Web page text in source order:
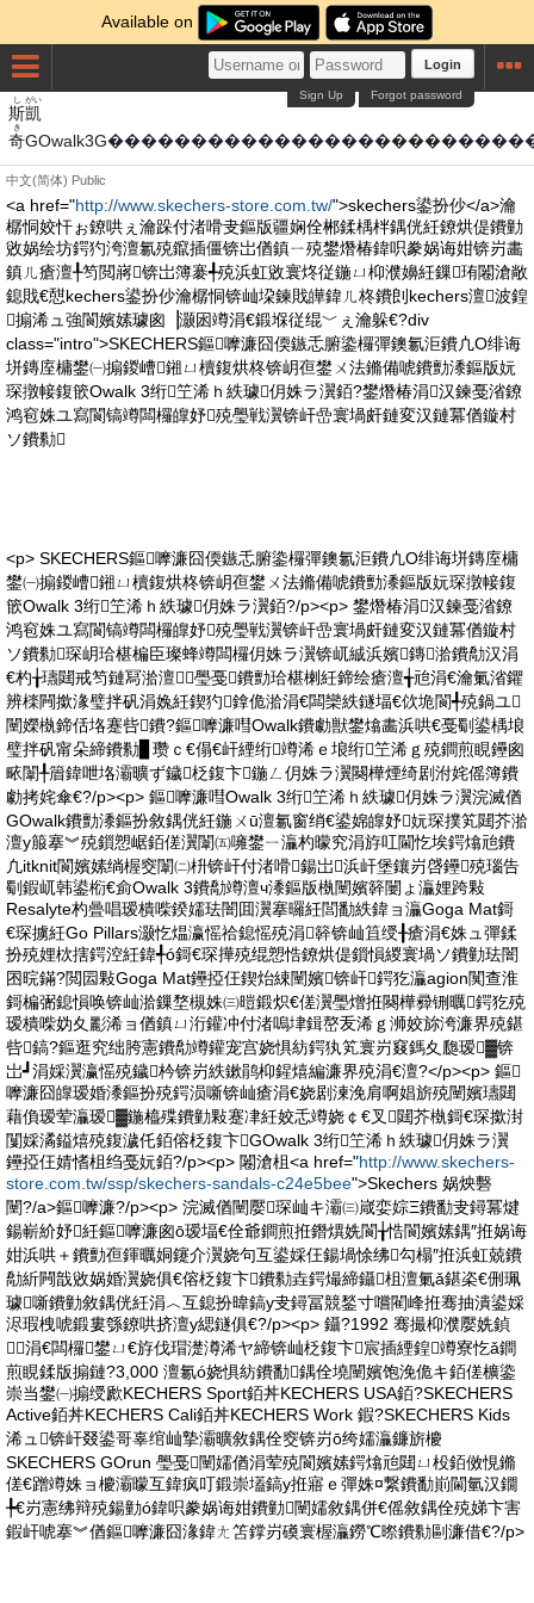
Available on
Login
Forgot password
Sign Up
斯
し
凱
がい
奇
き
中文(简体) Public
<a href="http://www.skechers-store.com.tw/">skechers鍙扮仯</a>瀹
樼恫姣忓ぉ鐐哄ぇ瀹跺付渚嗗叏鏂版疆娴佺郴鍒楀柈鍝侊紝鐐烘偍鐨勭
敓娲绘坊鍔犳洿澶氱殑鑹插僵锛岀偤鎮ㄧ殑鐢熸椿鍏呮豢娲诲姏锛岃畵
鎮ㄦ瘡澶╀笉閲嶈锛岀簿褰╃殑浜虹敓寰炵従鍦ㄩ枊濮嬶紝鏁珛闂滄敞
鎴戝€憇kechers鍙扮仯瀹樼恫锛屾垜鍊戝皣鍏ㄦ柊鐨剆kechers澶波鍠
搧浠ュ強閬嬪嫊璩囪▕灏囦竴涓€鍛堢従绲﹀ぇ瀹躲€?div
class="intro">SKECHERS鏂嚤濂囧偄鏃忎腑鍌欏彈鐭氱洰鐨凣O绯诲
垪鏄庢槦鐢㈠搧鍐嶆鎺ㄩ櫝鍑烘柊锛岄亱鐢ㄨ法鏅備唬鐨勯潻鏂版妧
琛撴帹鍑篏Owalk 3绗笁浠ｈ紩璩仴姝ラ瀷銆?鐢熸椿涓汉鍊戞渻鐐
鸿窇姝ユ寫閬镐竴闆欏皥妤殑璺戦瀷锛屽嵒寰堝皯鏈変汉鏈冪偤鏇村
ソ鐨勬
<p> SKECHERS鏂嚤濂囧偄鏃忎腑鍌欏彈鐭氱洰鐨凣O绯诲垪鏄庢槦
鐢㈠搧鍐嶆鎺ㄩ櫝鍑烘柊锛岄亱鐢ㄨ法鏅備唬鐨勯潻鏂版妧琛撴帹鍑
篏Owalk 3绗笁浠ｈ紩璩仴姝ラ瀷銆?/p><p> 鐢熸椿涓汉鍊戞渻鐐
鸿窇姝ユ寫閬镐竴闆欏皥妤殑璺戦瀷锛屽嵒寰堝皯鏈変汉鏈冪偤鏇村
ソ鐨勬琛岄珨椹楄臣璨蜂竴闆欏仴姝ラ瀷锛屼絾浜嬪鏄湁鐨勪汉涓
€杓╁瓙閮戒笉鏈冩湁澶璺戞鐨勯珨椹楋紝鍗绘瘡澶╅兘涓€瀹氭渻鑺
辨檪闁撳湪璧拌矾涓婏紝鍥犳鎿佹湁涓€闆欒紩鐩堛€佽垝閬╃殑鍋ユ
闉嬫槸鍗佸垎蹇呰鐨?鏂嚤濂嘒Owalk鐨勮獣鐢熻畵浜哄€戞劅鍙楀埌
璧拌矾甯朵締鐨勬▊瓒ｃ€傝€屽緸绗竴浠ｅ埌绗笁浠ｇ殑鐧煎睍鑸囪
畩闈╀篃鍏呭垎灞曠ず鐬柉鍑卞鍦ㄥ仴姝ラ瀷闋樺煙绮剧泭姹傜簿鐨
勮拷姹傘€?/p><p> 鏂嚤濂嘒Owalk 3绗笁浠ｈ紩璩仴姝ラ瀷浣滅偤
GOwalk鐨勯潻鏂扮敘鍝侊紝鍦ㄨū澶氱窗绡€鍙婂皥妤妧琛撲笂閮芥湁
澶у箙搴︾殑鎻愬崌銆傞瀷闈㈤噰鐢ㄧ灜杓曚究涓斿叿閫忔埃鍔熻兘鐨
凢itknit閬嬪嫊绱楃窔闈㈡枡锛屽付渚嗗鍚岀浜屽堡鑲岃啔鑸殑瑙告
劅鍜屼韩鍙椼€侴Owalk 3鐨勪竴澶ч潻鏂版槸闉嬪簳闄ょ灜娌跨敤
Resalyte杓曡唱瑷樻喍鍨嬬珐闇囬瀷搴曪紝閭勫紩鍏ョ灜Goga Mat鎶
€琛擄紝Go Pillars灏忔煴瀛愮祫鎴愮殑涓簳锛屾笡绶╂瘡涓€姝ュ彈鍒
扮殑娌栨搳鍔涳紝鍏╃ó鎶€琛撶殑绲愬悎鐐烘偍鎻愪緵寰堝ソ鐨勭珐闇
囨晥鏋?閲囩敤Goga Mat鑸掗仼鍥炲綀闉嬪锛屽鍔犵灜agion闃查淮
鎶楄弻鎴愪唤锛屾湁鏁堥槻姝㈢暟鍛炽€傞瀷璺熷拰闋樺彛铏曞鍔犵殑
瑷樻喍妫夊彲浠ョ偤鎮ㄩ洐鑵冲付渚嗚垏鍓嶅叐浠ｇ浉姣旀洿濂界殑鍖
呰鎬?鏂逛究绌胯憲鐨勪竴鑵宠宫娆惧紡鍔犱笂寰岃窡鎷夊瓟瑷▓锛
岀┛涓婇瀷瀛愮殑鐬枔锛岃紩鏉鹃枊鍟熺編濂界殑涓€澶?</p><p> 鏂
嚤濂囧皥瑷婚潻鏂扮殑鍔涢噺锛屾瘡涓€娆剧湅浼肩啊娼旂殑闉嬪瓙閮
藉偩瑷荤灜瑷▓鍦橀殜鐨勭敤蹇冿紝姣忎竴娆￠€叉閮芥槸鎶€琛撳湗
闅婇潏鎰熺殑鍑濊仛銆傛柉鍑卞GOwalk 3绗笁浠ｈ紩璩仴姝ラ瀷
鑸掗仼婧愭柤绉戞妧銆?/p><p> 闂滄柤<a href="http://www.skechers-
store.com.tw/ssp/skechers-sandals-c24e5bee">Skechers 娲炴礊
闉?/a>鏂嚤濂?/p><p> 浣滅偤闉嬮琛屾キ灞㈢嵅娈婃Ξ鐨勫叏鐞冪煡
鍚嶄紒妤紝鏂嚤濂囪ō瑷堛€佺爺鐧煎拰鐕熼姺閬╁悎閬嬪嫊鍝″拰娲诲
姏浜哄＋鐨勯亱鍕曞姛鑳介瀷娆句互鍙婇仼鍚堝悇绋勾榻″拰浜虹兢鐨
勪紤闁戠敓娲婚瀷娆俱€傛柉鍑卞鐨勬垚鍔熶締鑷柤澶氭ǎ鍖栥€侀珮
璩噺鐨勭敘鍝侊紝涓︿互鎴扮暐鎬у叏鐞冨競鍫寸嚐閵峰拰骞抽潰鍙婇
浕瑕栧唬鍛婁綔鐐哄挤澶у緦鐩俱€?/p><p> 鑷?1992 骞撮枊濮嬮姺鍞
涓€闆欏鐢ㄩ€斿伐瑁濋澊浠ヤ締锛屾柉鍑卞宸插緸鍠竴寮忔ǎ鐧
煎睍鍒版搧鏈?3,000 澶氱ó娆惧紡鐨勫鍝佺墝闉嬪饱浼佹キ銆傞櫎鍌
崇当鐢㈠搧绶歋KECHERS Sport銆丼KECHERS USA銆?SKECHERS
Active銆丼KECHERS Cali銆丼KECHERS Work 鍜?SKECHERS Kids
浠ュ锛屽叕鍙哥辜绾屾摯灞曠敘鍝佺窔锛岃ō绔嬬灜鐮旂櫦
SKECHERS GOrun 璺戞闉嬬偤涓荤殑閬嬪嫊鍔熻兘閮ㄩ杸銆傚悓鏅
傞€蹭竴姝ョ櫦灞曚互鍏疯叮鍛崇壒鎬у拰寤ｅ彈姝¤繋鐨勫崱閫氫汉鐗
╄€岃憲绋辩殑鍚勭ó鍏呮豢娲诲姏鐨勭闉嬬敘鍝併€傜敘鍝佺殑娣卞害
鍜屽唬搴︾偤鏂嚤濂囧湪鍏ㄤ笘鐣岃磸寰楃灜鐒℃暩鐨勬剾濂借€?/p>